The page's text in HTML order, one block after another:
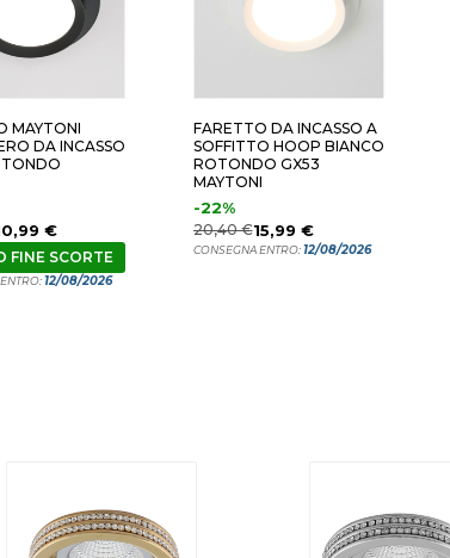
MAYTONI
DA INCASSO
€
FINE SCORTE
12/08/2026
FARETTO DA INCASSO A
SOFFITTO HOOP BIANCO
ROTONDO GX53
MAYTONI
-22%
20,40 €15,99 €
CONSEGNA ENTRO:12/08/2026